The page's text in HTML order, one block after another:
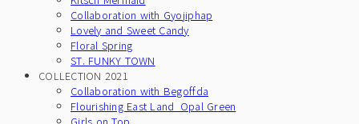
Collaboration with Gyojiphap
Lovely and Sweet Candy
Floral Spring
ST. FUNKY TOWN
COLLECTION 2021
Collaboration with Begoffda
Flourishing East Land_Opal Green